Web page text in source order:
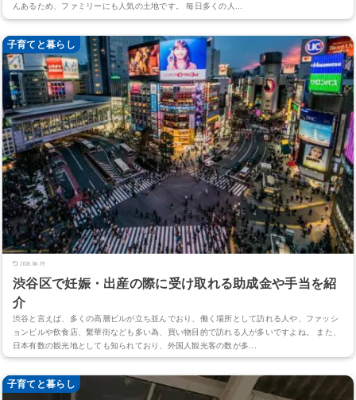
んあるため、ファミリーにも人気の土地です。 毎日多くの人...
子育てと暮らし
渋谷区で妊娠・出産の際に受け取れる助成金や手当を紹
介
2026.06.19
渋谷と言えば、多くの高層ビルが立ち並んでおり、働く場所として訪れる人や、ファッシ
ョンビルや飲食店、繫華街なども多い為、買い物目的で訪れる人が多いですよね。 また、
日本有数の観光地としても知られており、外国人観光客の数が多...
子育てと暮らし